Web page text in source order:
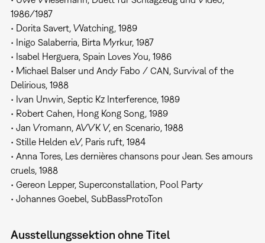
1986/1987
• Dorita Savert, Watching, 1989
• Inigo Salaberria, Birta Myrkur, 1987
• Isabel Herguera, Spain Loves You, 1986
• Michael Balser und Andy Fabo / CAN, Survival of the
Delirious, 1988
• Ivan Unwin, Septic Kz Interference, 1989
• Robert Cahen, Hong Kong Song, 1989
• Jan Vromann, AVVK V, en Scenario, 1988
• Stille Helden e.V, Paris ruft, 1984
• Anna Tores, Les dernières chansons pour Jean. Ses amours
cruels, 1988
• Gereon Lepper, Superconstallation, Pool Party
• Johannes Goebel, SubBassProtoTon
Ausstellungssektion ohne Titel